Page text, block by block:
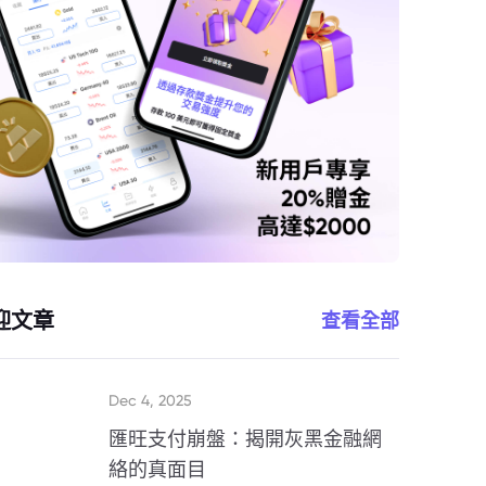
文章 查看全部
Dec 4, 2025
匯旺支付崩盤：揭開灰黑金融網
絡的真面目